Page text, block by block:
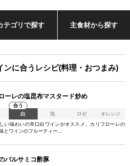
テゴリで探す 主食材から探す
ンに合うレシピ(料理・おつまみ)
ーレの塩昆布マスタード炒め
合う
白
泡 ロゼ
オレンジ
い味わいの辛口白ワインがオススメ。カリフローレの
とワインのフルーティー...
バルサミコ酢豚